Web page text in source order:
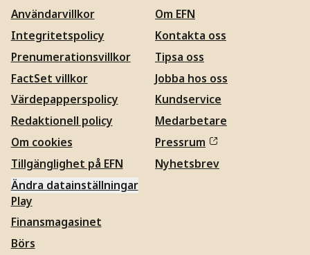
Användarvillkor
Integritetspolicy
Prenumerationsvillkor
FactSet villkor
Värdepapperspolicy
Redaktionell policy
Om cookies
Tillgänglighet på EFN
Ändra datainställningar
Om EFN
Kontakta oss
Tipsa oss
Jobba hos oss
Kundservice
Medarbetare
Pressrum
Nyhetsbrev
Play
Finansmagasinet
Börs